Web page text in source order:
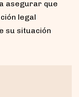
asegurar que
legal
su situación